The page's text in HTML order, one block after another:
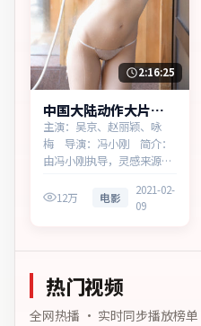
2:16:25
中国大陆动作大片风
暴档案热播更新中
主演：吴京、赵丽颖、咏
梅 导演：冯小刚 简介：
由冯小刚执导，灵感来源于
的动作作品。在春运与归乡
的旅途中，叙事围绕人物抉
顾观赏性与现实意义。
12万 电影
2021-02-
09
热门视频
全网热播 · 实时同步播放榜单